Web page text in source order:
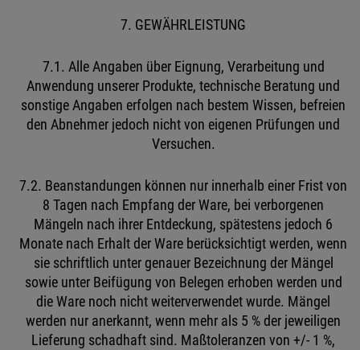
7. GEWÄHRLEISTUNG
7.1. Alle Angaben über Eignung, Verarbeitung und
Anwendung unserer Produkte, technische Beratung und
sonstige Angaben erfolgen nach bestem Wissen, befreien
den Abnehmer jedoch nicht von eigenen Prüfungen und
Versuchen.
7.2. Beanstandungen können nur innerhalb einer Frist von
8 Tagen nach Empfang der Ware, bei verborgenen
Mängeln nach ihrer Entdeckung, spätestens jedoch 6
Monate nach Erhalt der Ware berücksichtigt werden, wenn
sie schriftlich unter genauer Bezeichnung der Mängel
sowie unter Beifügung von Belegen erhoben werden und
die Ware noch nicht weiterverwendet wurde. Mängel
werden nur anerkannt, wenn mehr als 5 % der jeweiligen
Lieferung schadhaft sind. Maßtoleranzen von +/- 1 %,